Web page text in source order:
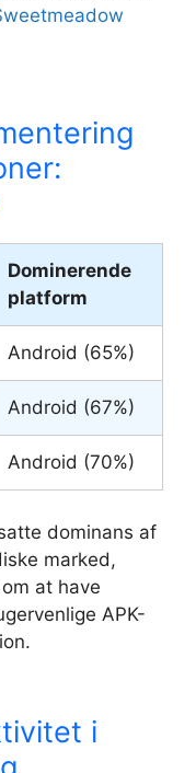
Dominerende
platform
Android (65%)
Android (67%)
Android (70%)
dominans af
marked,
at have
APK-
i